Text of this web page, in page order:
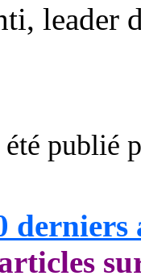
, leader
publié